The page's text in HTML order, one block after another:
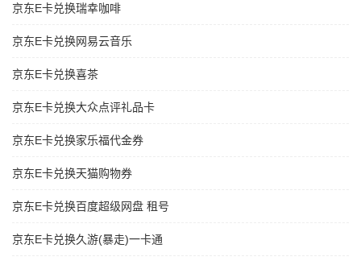
京东E卡兑换瑞幸咖啡
京东E卡兑换网易云音乐
京东E卡兑换喜茶
京东E卡兑换大众点评礼品卡
京东E卡兑换家乐福代金券
京东E卡兑换天猫购物券
京东E卡兑换百度超级网盘 租号
京东E卡兑换久游(暴走)一卡通